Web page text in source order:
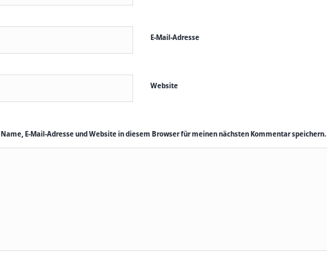
E-Mail-Adresse
Website
Name, E-Mail-Adresse und Website in diesem Browser für meinen nächsten Kommentar speichern.